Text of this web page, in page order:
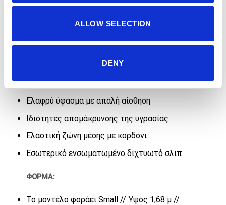
ALLOW SELECTION
DENY
Ελαφρύ ύφασμα με απαλή αίσθηση
Ιδιότητες απομάκρυνσης της υγρασίας
Ελαστική ζώνη μέσης με κορδόνι
Εσωτερικό ενσωματωμένο διχτυωτό σλιπ
ΦΟΡΜΑ:
Το μοντέλο φοράει Small // Ύψος 1,68 μ //